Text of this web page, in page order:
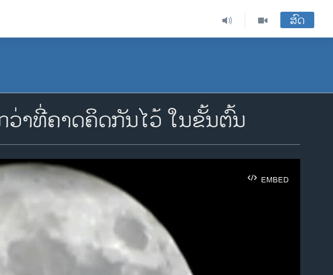
ສົດ
ວ່າທີ່ຄາດຄິດກັນໄວ້ ໃນຂັ້ນຕົ້ນ
EMBED